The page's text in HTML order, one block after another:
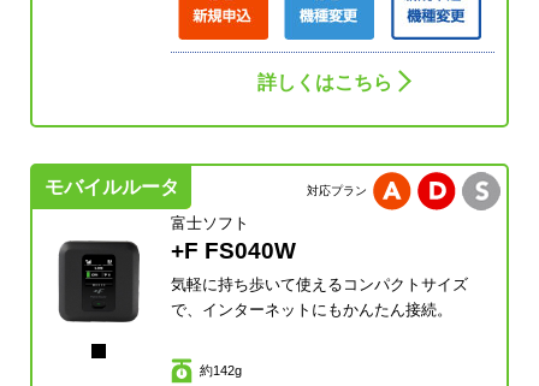
詳しくはこちら
モバイルルータ 対応プラン
富士ソフト
+F FS040W
気軽に持ち歩いて使えるコンパクトサイズ
で、インターネットにもかんたん接続。
約142g